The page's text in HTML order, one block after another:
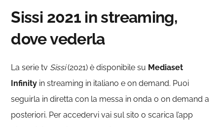
Sissi 2021 in streaming,
dove vederla
La serie tv Sissi(2021) è disponibile su Mediaset
Infinity in streaming in italiano e on demand. Puoi
seguirla in diretta con la messa in onda o on demand a
posteriori. Per accedervi vai sul sito o scarica l’app